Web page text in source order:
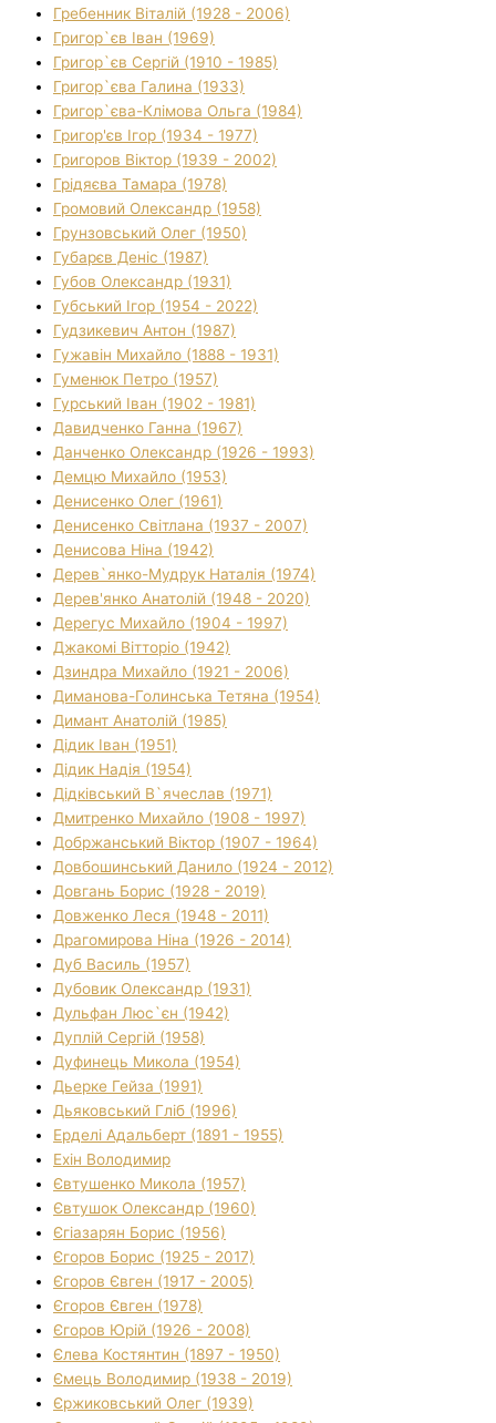
Гребенник Віталій (1928 - 2006)
Григор`єв Іван (1969)
Григор`єв Сергій (1910 - 1985)
Григор`єва Галина (1933)
Григор`єва-Клімова Ольга (1984)
Григор'єв Ігор (1934 - 1977)
Григоров Віктор (1939 - 2002)
Грідяєва Тамара (1978)
Громовий Олександр (1958)
Грунзовський Олег (1950)
Губарєв Деніс (1987)
Губов Олександр (1931)
Губський Ігор (1954 - 2022)
Гудзикевич Антон (1987)
Гужавін Михайло (1888 - 1931)
Гуменюк Петро (1957)
Гурський Іван (1902 - 1981)
Давидченко Ганна (1967)
Данченко Олександр (1926 - 1993)
Демцю Михайло (1953)
Денисенко Олег (1961)
Денисенко Світлана (1937 - 2007)
Денисова Ніна (1942)
Дерев`янко-Мудрук Наталія (1974)
Дерев'янко Анатолій (1948 - 2020)
Дерегус Михайло (1904 - 1997)
Джакомі Вітторіо (1942)
Дзиндра Михайло (1921 - 2006)
Диманова-Голинська Тетяна (1954)
Димант Анатолій (1985)
Дідик Іван (1951)
Дідик Надія (1954)
Дідківський В`ячеслав (1971)
Дмитренко Михайло (1908 - 1997)
Добржанський Віктор (1907 - 1964)
Довбошинський Данило (1924 - 2012)
Довгань Борис (1928 - 2019)
Довженко Леся (1948 - 2011)
Драгомирова Ніна (1926 - 2014)
Дуб Василь (1957)
Дубовик Олександр (1931)
Дульфан Люс`єн (1942)
Дуплій Сергій (1958)
Дуфинець Микола (1954)
Дьерке Гейза (1991)
Дьяковський Гліб (1996)
Ерделі Адальберт (1891 - 1955)
Ехін Володимир
Євтушенко Микола (1957)
Євтушок Олександр (1960)
Єгіазарян Борис (1956)
Єгоров Борис (1925 - 2017)
Єгоров Євген (1917 - 2005)
Єгоров Євген (1978)
Єгоров Юрій (1926 - 2008)
Єлева Костянтин (1897 - 1950)
Ємець Володимир (1938 - 2019)
Єржиковський Олег (1939)